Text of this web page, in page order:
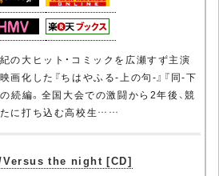
の大ヒット・コミックを広瀬すず主演
画化した『ちはやふる-上の句-』『同-下
続編。全国大会での激闘から2年後、競
に打ち込む高校生……
Versus the night [CD]